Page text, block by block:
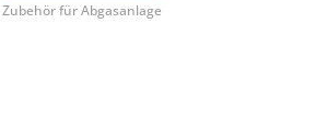
Zubehör für Abgasanlage